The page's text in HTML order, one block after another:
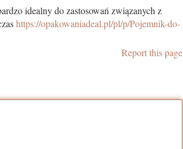
idealny do zastosowań związanych z
https://opakowaniadeal.pl/pl/p/Pojemnik-do-
Report this page